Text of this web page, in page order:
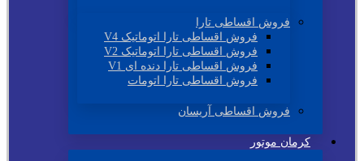
فروش اقساطی تارا
فروش اقساطی تارا اتوماتیک V4
فروش اقساطی تارا اتوماتیک V2
فروش اقساطی تارا دنده ای V1
فروش اقساطی تارا اتومات
فروش اقساطی آریسان
کرمان موتور